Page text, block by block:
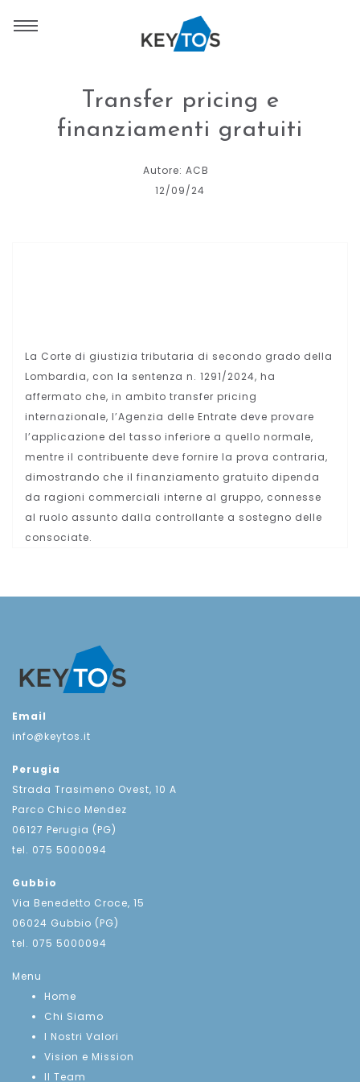
Transfer pricing e
finanziamenti gratuiti
Autore: ACB
12/09/24
La Corte di giustizia tributaria di secondo grado della
Lombardia, con la sentenza n. 1291/2024, ha
affermato che, in ambito transfer pricing
internazionale, l’Agenzia delle Entrate deve provare
l’applicazione del tasso inferiore a quello normale,
mentre il contribuente deve fornire la prova contraria,
dimostrando che il finanziamento gratuito dipenda
da ragioni commerciali interne al gruppo, connesse
al ruolo assunto dalla controllante a sostegno delle
consociate.
Email
info@keytos.it
Perugia
Strada Trasimeno Ovest, 10 A
Parco Chico Mendez
06127 Perugia (PG)
tel. 075 5000094
Gubbio
Via Benedetto Croce, 15
06024 Gubbio (PG)
tel. 075 5000094
Menu
Home
Chi Siamo
I Nostri Valori
Vision e Mission
Il Team